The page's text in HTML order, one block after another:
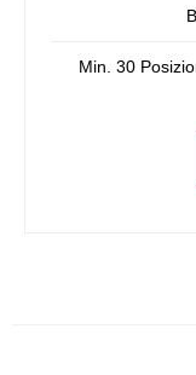
Min. 30